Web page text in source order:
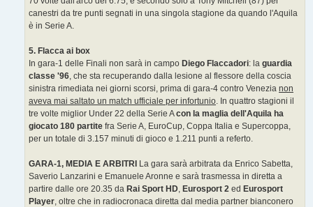
canestri da tre punti segnati in una singola stagione da quando l'Aquila
è in Serie A.
5. Flacca ai box
In gara-1 delle Finali non sarà in campo Diego Flaccadori: la guardia
classe '96 , che sta recuperando dalla lesione al flessore della coscia
sinistra rimediata nei giorni scorsi, prima di gara-4 contro Venezia non
aveva mai saltato un match ufficiale per infortunio . In quattro stagioni il
tre volte miglior Under 22 della Serie Acon la maglia dell'Aquila ha
giocato 180 partite fra Serie A, EuroCup, Coppa Italia e Supercoppa,
per un totale di 3.157 minuti di gioco e 1.211 punti a referto.
GARA-1, MEDIA E ARBITRI La gara sarà arbitrata da Enrico Sabetta,
Saverio Lanzarini e Emanuele Aronne e sarà trasmessa in diretta a
partire dalle ore 20.35 da Rai Sport HD Eurosport 2 ed Eurosport
Player , oltre che in radiocronaca diretta dal media partner bianconero